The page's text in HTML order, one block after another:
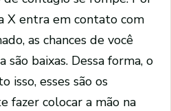
X entra em contato com
as chances de você
baixas. Dessa forma, o
isso, esses são os
fazer colocar a mão na